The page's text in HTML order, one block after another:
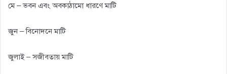
মে – ভবন এবং অবকাঠামো ধারণে মাটি
জুন – বিনোদনে মাটি
জুলাই – সজীবতায় মাটি